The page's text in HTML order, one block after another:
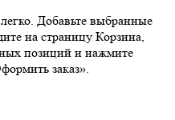
Добавьте выбранные
на страницу Корзина,
позиций и нажмите
заказ».